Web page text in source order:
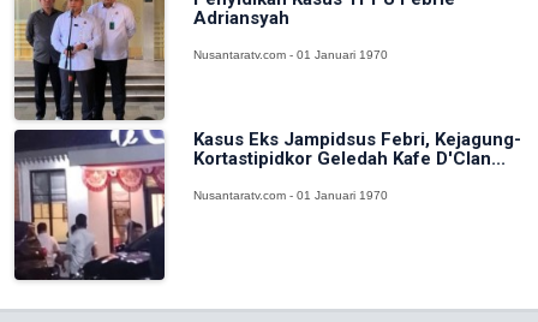
Adriansyah
Nusantaratv.com - 01 Januari 1970
Kasus Eks Jampidsus Febri, Kejagung-
Kortastipidkor Geledah Kafe D'Clan...
Nusantaratv.com - 01 Januari 1970